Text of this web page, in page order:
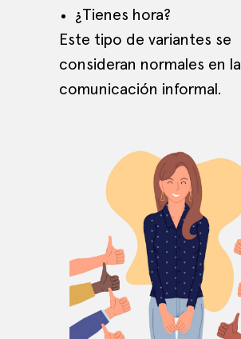
¿Tienes hora?
Este tipo de variantes se
consideran normales en la
comunicación informal.